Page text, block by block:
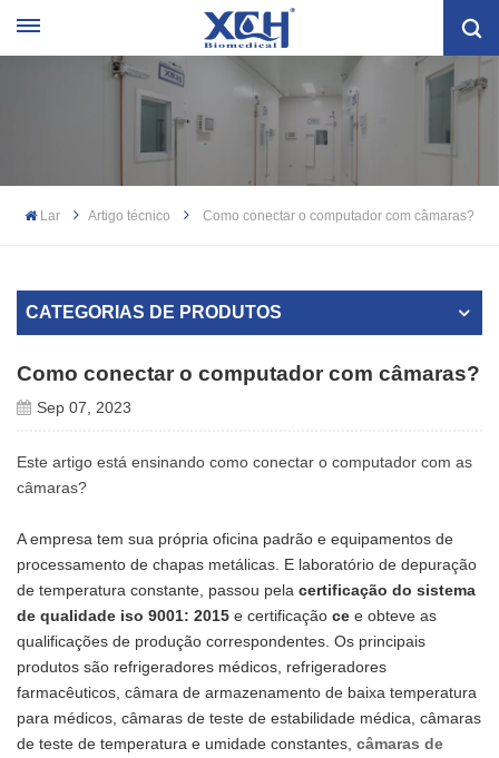
Lar Artigo técnico Como conectar o computador com câmaras?
CATEGORIAS DE PRODUTOS
Como conectar o computador com câmaras?
Sep 07, 2023
Este artigo está ensinando como conectar o computador com as
câmaras?
A empresa tem sua própria oficina padrão e equipamentos de
processamento de chapas metálicas. E laboratório de depuração
de temperatura constante, passou pela certificação do sistema
de qualidade iso 9001: 2015 e certificação ce e obteve as
qualificações de produção correspondentes. Os principais
produtos são refrigeradores médicos, refrigeradores
farmacêuticos, câmara de armazenamento de baixa temperatura
para médicos, câmaras de teste de estabilidade médica, câmaras
de teste de temperatura e umidade constantes, câmaras de